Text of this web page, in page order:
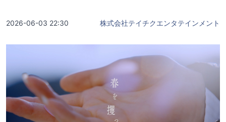
2026-06-03 22:30 株式会社テイチクエンタテインメント